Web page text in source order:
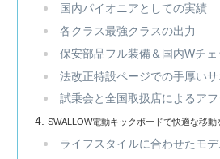
国内パイオニアとしての実績
各クラス最強クラスの出力
保安部品フル装備＆国内Wチェ
法改正特設ページでの手厚いサ
試乗会と全国取扱店によるア
SWALLOW電動キックボードで快適な移動
ライフスタイルに合わせたモ